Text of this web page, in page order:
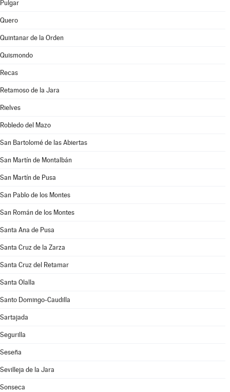
Pulgar
Quero
Quintanar de la Orden
Quismondo
Recas
Retamoso de la Jara
Rielves
Robledo del Mazo
San Bartolomé de las Abiertas
San Martín de Montalbán
San Martín de Pusa
San Pablo de los Montes
San Román de los Montes
Santa Ana de Pusa
Santa Cruz de la Zarza
Santa Cruz del Retamar
Santa Olalla
Santo Domingo-Caudilla
Sartajada
Segurilla
Seseña
Sevilleja de la Jara
Sonseca